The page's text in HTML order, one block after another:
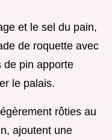
et le sel du pain,
de roquette avec
de pin apporte
le palais.
rôties au
ajoutent une